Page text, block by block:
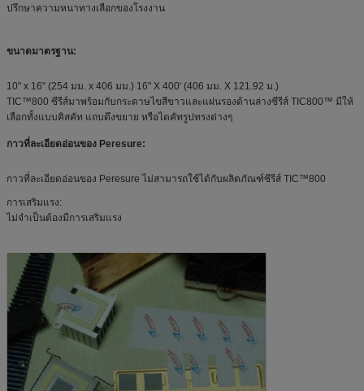
ปรึกษาความหนาทางเลือกของโรงงาน
ขนาดมาตรฐาน:
10" x 16" (254 มม. x 406 มม.) 16" X 400' (406 มม. X 121.92 ม.)
TIC™800 ซีรีส์มาพร้อมกับกระดาษไขสีขาวและแผ่นรองด้านล่างซีรีส์ TIC800™ มีให้
เลือกทั้งแบบคิสคัท แถบดึงขยาย หรือไดคัทรูปทรงต่างๆ
กาวที่ละเอียดอ่อนของ Peresure:
กาวที่ละเอียดอ่อนของ Peresure ไม่สามารถใช้ได้กับผลิตภัณฑ์ซีรีส์ TIC™800
การเสริมแรง:
ไม่จำเป็นต้องมีการเสริมแรง